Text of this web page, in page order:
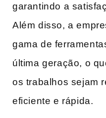
garantindo a
Além disso, a
gama de
última geração, o
os trabalhos sejam
eficiente e rápida.